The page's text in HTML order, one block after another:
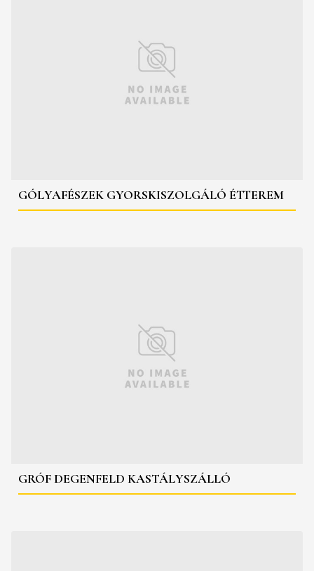
GÓLYAFÉSZEK GYORSKISZOLGÁLÓ ÉTTEREM
GRÓF DEGENFELD KASTÁLYSZÁLLÓ